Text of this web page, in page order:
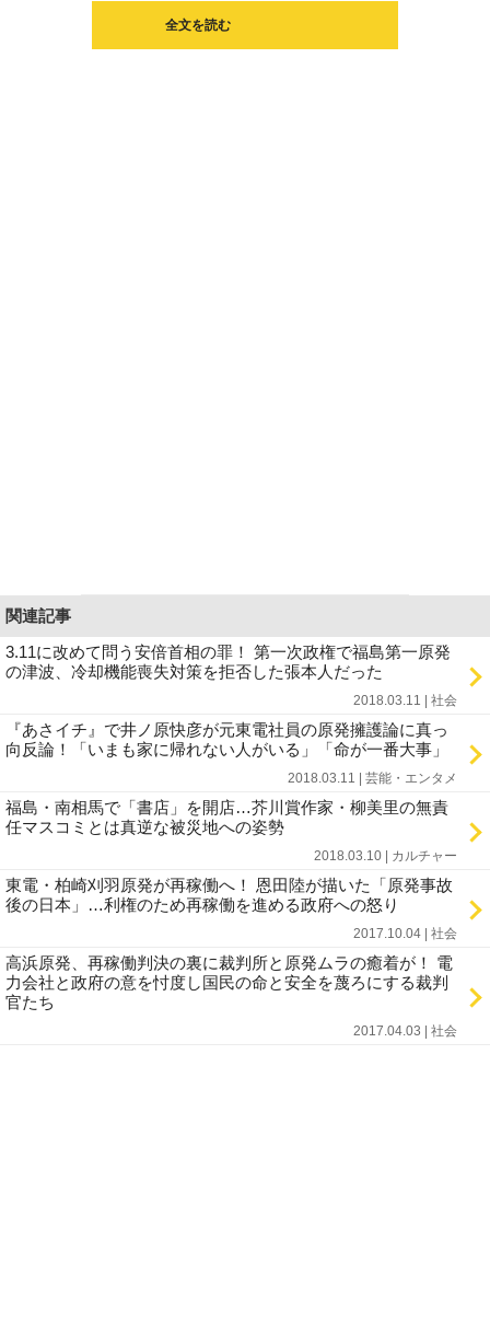
全文を読む
関連記事
3.11に改めて問う安倍首相の罪！ 第一次政権で福島第一原発
の津波、冷却機能喪失対策を拒否した張本人だった
2018.03.11 | 社会
『あさイチ』で井ノ原快彦が元東電社員の原発擁護論に真っ
向反論！「いまも家に帰れない人がいる」「命が一番大事」
2018.03.11 | 芸能・エンタメ
福島・南相馬で「書店」を開店…芥川賞作家・柳美里の無責
任マスコミとは真逆な被災地への姿勢
2018.03.10 | カルチャー
東電・柏崎刈羽原発が再稼働へ！ 恩田陸が描いた「原発事故
後の日本」…利権のため再稼働を進める政府への怒り
2017.10.04 | 社会
高浜原発、再稼働判決の裏に裁判所と原発ムラの癒着が！ 電
力会社と政府の意を忖度し国民の命と安全を蔑ろにする裁判
官たち
2017.04.03 | 社会